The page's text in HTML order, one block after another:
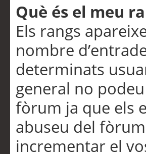
Què és el meu
Els rangs
nombre
determinats
general no
fòrum ja que els
abuseu del
incrementar el